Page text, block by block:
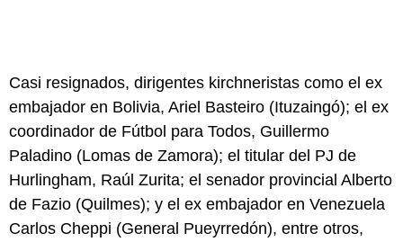
Casi resignados, dirigentes kirchneristas como el ex
embajador en Bolivia, Ariel Basteiro (Ituzaingó); el ex
coordinador de Fútbol para Todos, Guillermo
Paladino (Lomas de Zamora); el titular del PJ de
Hurlingham, Raúl Zurita; el senador provincial Alberto
de Fazio (Quilmes); y el ex embajador en Venezuela
Carlos Cheppi (General Pueyrredón), entre otros,